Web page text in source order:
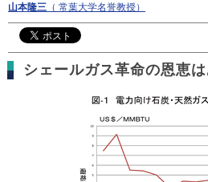
山本隆三 （ 常葉大学名誉教授）
シェールガス革命の恩恵